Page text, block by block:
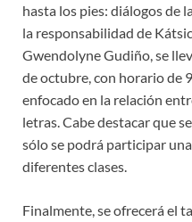
hasta los pies: diálogos de
la responsabilidad de
Gwendolyne Gudiño, se
de octubre, con horario de
enfocado en la relación
letras. Cabe destacar que
sólo se podrá participar
diferentes clases.
Finalmente, se ofrecerá el